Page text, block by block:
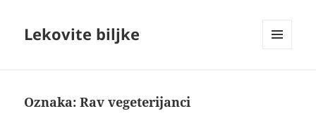
Lekovite biljke
Oznaka:Rav vegeterijanci